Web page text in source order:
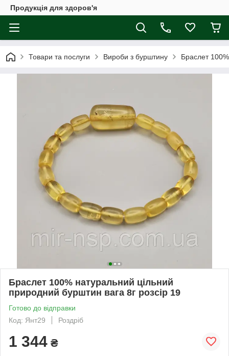
Продукція для здоров'я
Товари та послуги Вироби з бурштину Браслет
Браслет 100% натуральний цільний
природний бурштин вага 8г розсір 19
Готово до відправки
Код: Янт29
Роздріб
1 344 ₴